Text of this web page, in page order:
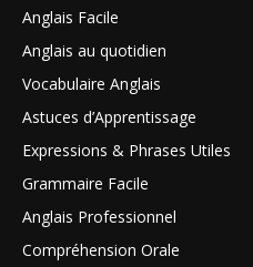
Anglais Facile
Anglais au quotidien
Vocabulaire Anglais
Astuces d’Apprentissage
Expressions & Phrases Utiles
Grammaire Facile
Anglais Professionnel
Compréhension Orale